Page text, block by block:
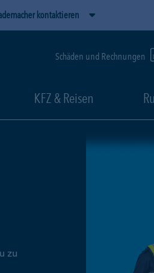
kontaktieren
Schäden und Rechnungen
KFZ & Reisen
zu